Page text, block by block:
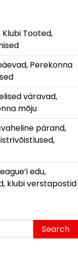
Klubi Tooted,
Perekonna
väravad,
mõju
pärand,
edu,
klubi verstapostid